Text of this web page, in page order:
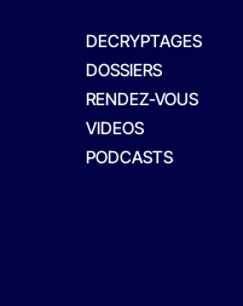
DECRYPTAGES
DOSSIERS
RENDEZ-VOUS
VIDEOS
PODCASTS